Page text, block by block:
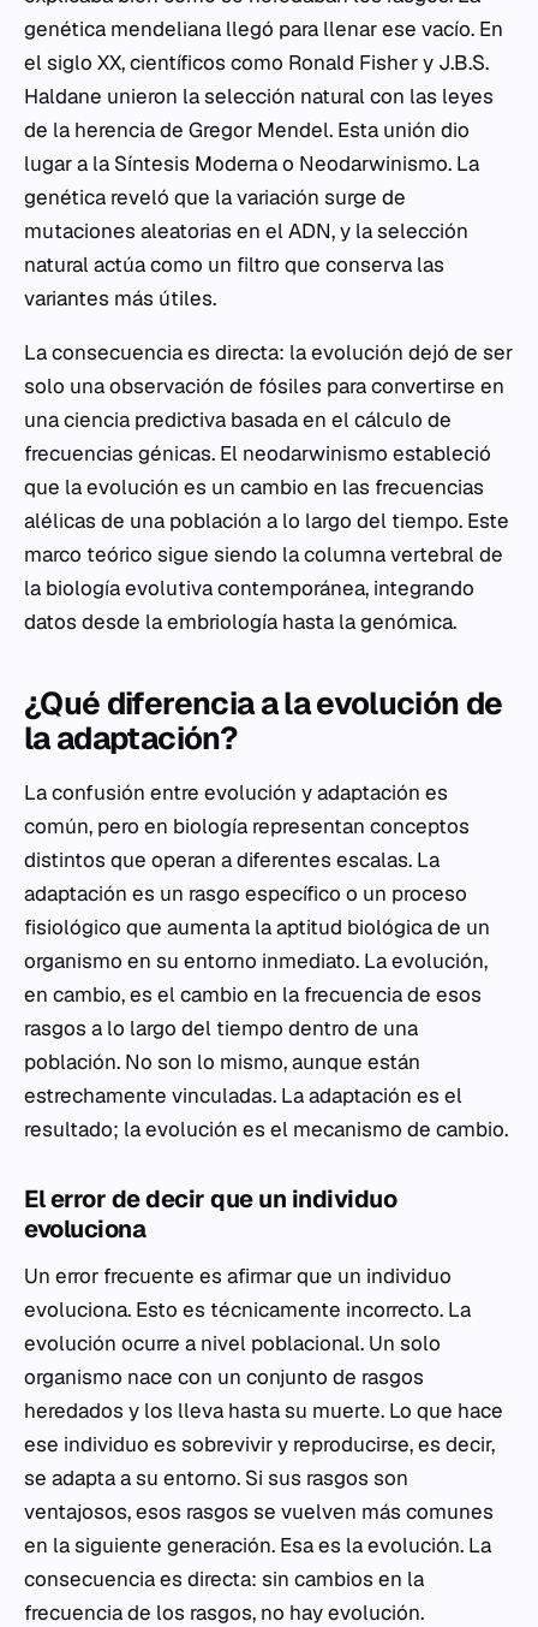
genética mendeliana llegó para llenar ese vacío. En
el siglo XX, científicos como Ronald Fisher y J.B.S.
Haldane unieron la selección natural con las leyes
de la herencia de Gregor Mendel. Esta unión dio
lugar a la Síntesis Moderna o Neodarwinismo. La
genética reveló que la variación surge de
mutaciones aleatorias en el ADN, y la selección
natural actúa como un filtro que conserva las
variantes más útiles.
La consecuencia es directa: la evolución dejó de ser
solo una observación de fósiles para convertirse en
una ciencia predictiva basada en el cálculo de
frecuencias génicas. El neodarwinismo estableció
que la evolución es un cambio en las frecuencias
alélicas de una población a lo largo del tiempo. Este
marco teórico sigue siendo la columna vertebral de
la biología evolutiva contemporánea, integrando
datos desde la embriología hasta la genómica.
¿Qué diferencia a la evolución de
la adaptación?
La confusión entre evolución y adaptación es
común, pero en biología representan conceptos
distintos que operan a diferentes escalas. La
adaptación es un rasgo específico o un proceso
fisiológico que aumenta la aptitud biológica de un
organismo en su entorno inmediato. La evolución,
en cambio, es el cambio en la frecuencia de esos
rasgos a lo largo del tiempo dentro de una
población. No son lo mismo, aunque están
estrechamente vinculadas. La adaptación es el
resultado; la evolución es el mecanismo de cambio.
El error de decir que un individuo
evoluciona
Un error frecuente es afirmar que un individuo
evoluciona. Esto es técnicamente incorrecto. La
evolución ocurre a nivel poblacional. Un solo
organismo nace con un conjunto de rasgos
heredados y los lleva hasta su muerte. Lo que hace
ese individuo es sobrevivir y reproducirse, es decir,
se adapta a su entorno. Si sus rasgos son
ventajosos, esos rasgos se vuelven más comunes
en la siguiente generación. Esa es la evolución. La
consecuencia es directa: sin cambios en la
frecuencia de los rasgos, no hay evolución.